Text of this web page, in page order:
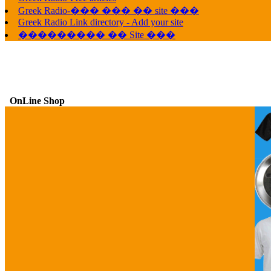
Greek Radio-��� ��� �� site ���
Greek Radio Link directory - Add your site
��������� �� Site ���
OnLine Shop